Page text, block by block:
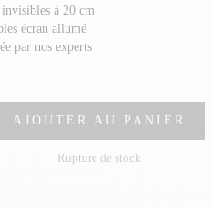
à 20 cm
écran allumé
par nos experts
AJOUTER AU PANIER
Rupture de stock